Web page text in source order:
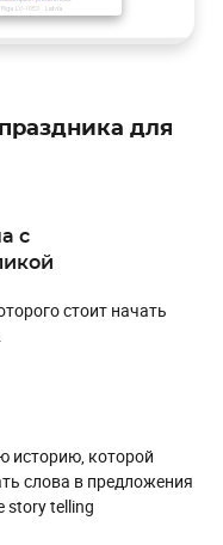
для
с
стоит начать
историю, которой
слова в предложения
story telling